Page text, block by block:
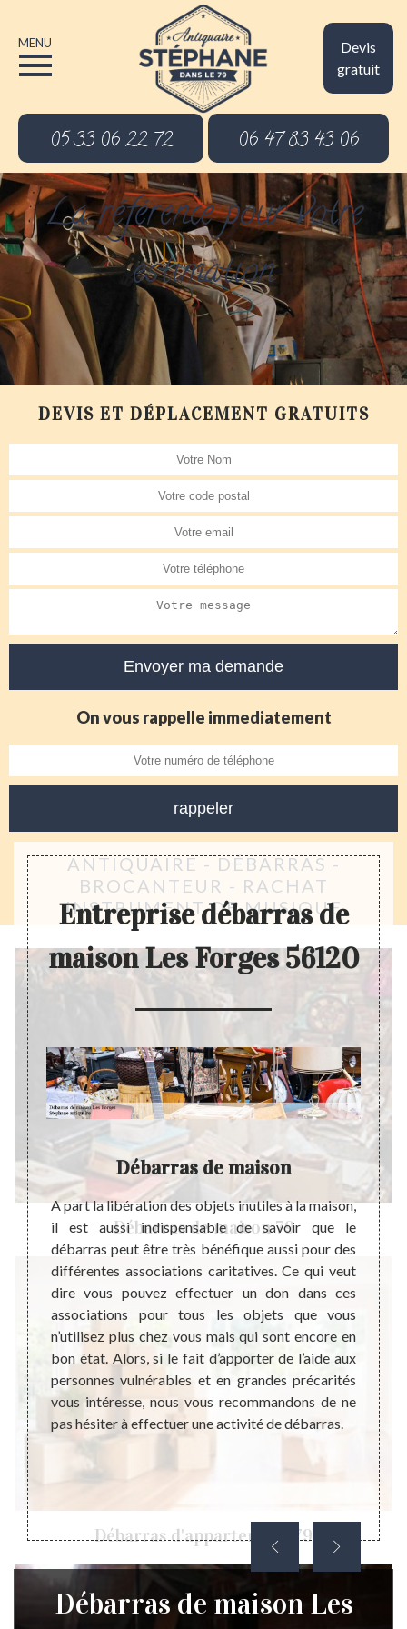
Devis
gratuit
MENU
05 33 06 22 72 06 47 83 43 06
La référence pour votre
estimation
DEVIS ET DÉPLACEMENT GRATUITS
On vous rappelle immediatement
ANTIQUAIRE - DÉBARRAS -
BROCANTEUR - RACHAT
INSTRUMENT DE MUSIQUE
Débarras de maison 79
Débarras d'appartement 79
Entreprise débarras de
maison Les Forges 56120
des
nous
du
la
Ces
les
la
Pour
Débarras de maison
A part la libération des objets inutiles à la maison,
il est aussi indispensable de savoir que le
débarras peut être très bénéfique aussi pour des
différentes associations caritatives. Ce qui veut
dire vous pouvez effectuer un don dans ces
associations pour tous les objets que vous
n’utilisez plus chez vous mais qui sont encore en
bon état. Alors, si le fait d’apporter de l’aide aux
personnes vulnérables et en grandes précarités
vous intéresse, nous vous recommandons de ne
pas hésiter à effectuer une activité de débarras.
La
pas
pire
et
en
Débarras de maison Les